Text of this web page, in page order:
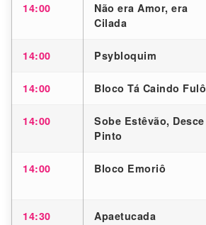
14:00
Não era Amor, era
Cilada
14:00 Psybloquim
14:00 Bloco Tá Caindo Fulô
14:00
Sobe Estêvão, Desce
Pinto
14:00 Bloco Emoriô
14:30 Apaetucada